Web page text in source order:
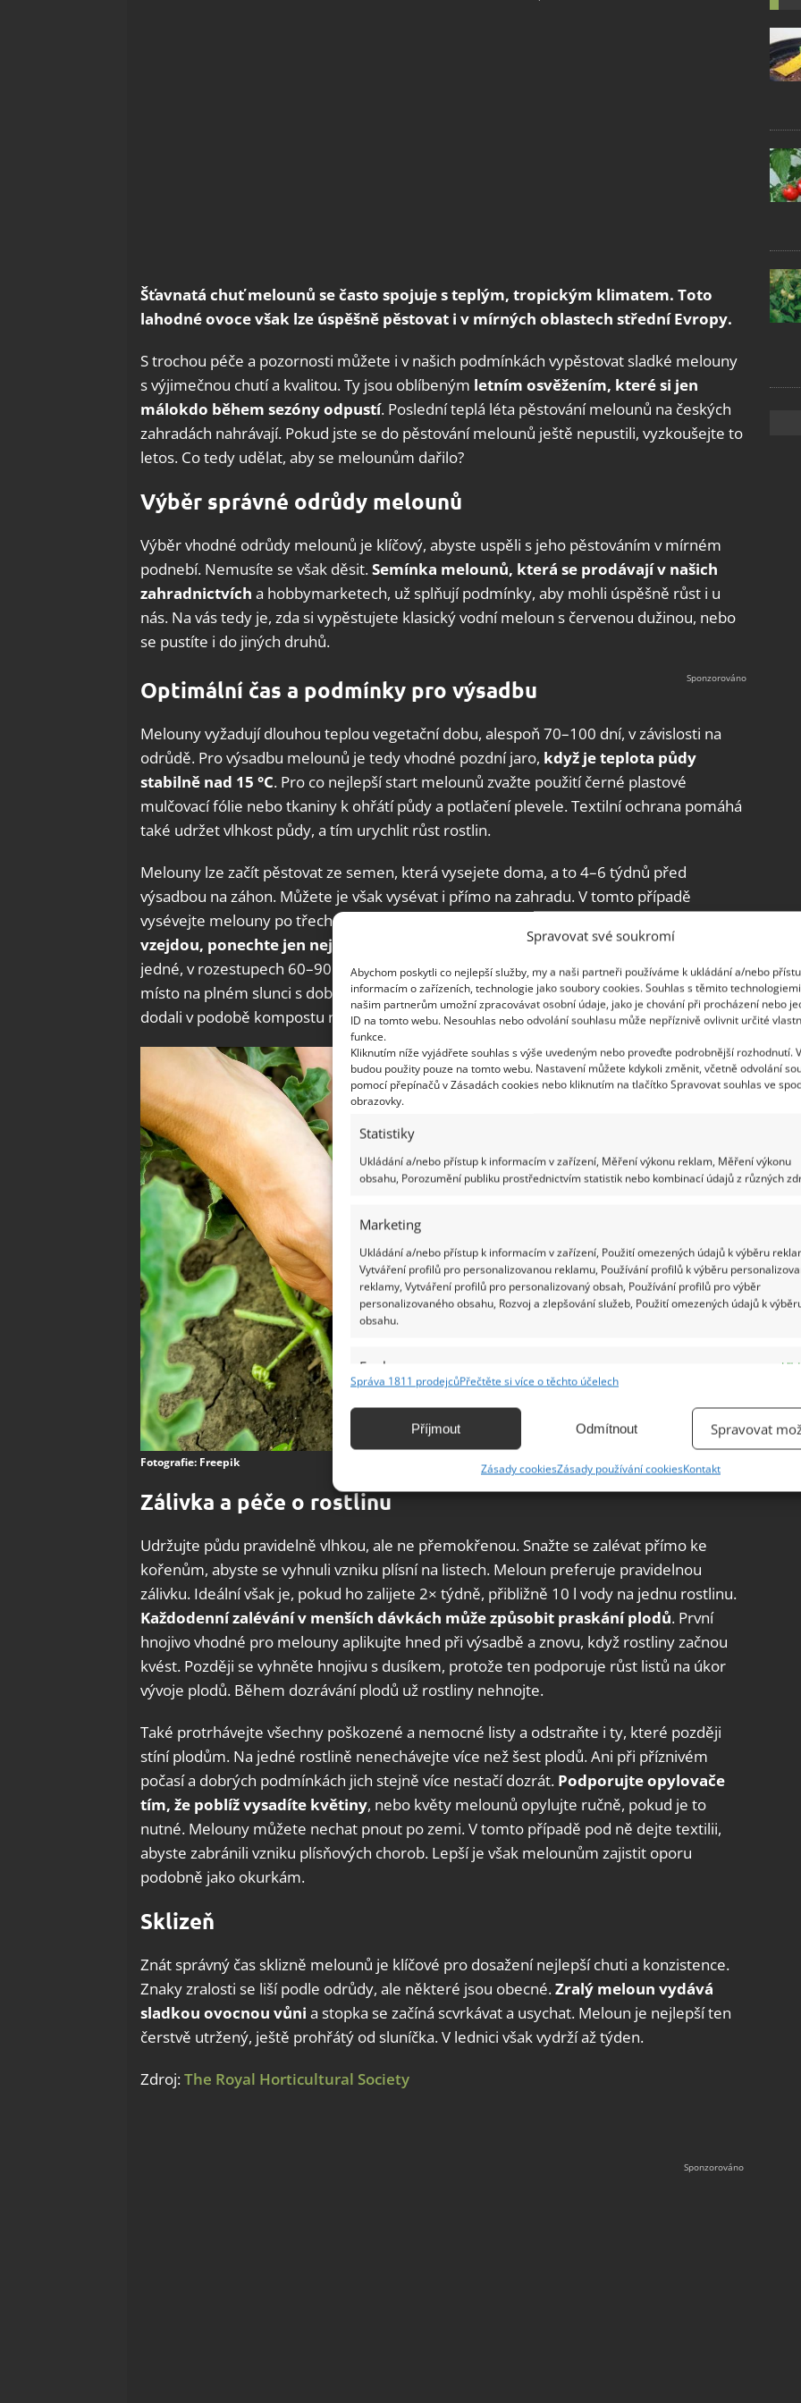
Spravovat své soukromí
Abychom poskytli co nejlepší služby, my a naši partneři používáme k ukládání a/nebo
informacím o zařízeních, technologie jako soubory cookies. Souhlas s těmito
našim partnerům umožní zpracovávat osobní údaje, jako je chování při procházení nebo
ID na tomto webu. Nesouhlas nebo odvolání souhlasu může nepříznivě ovlivnit určité
funkce.
Kliknutím níže vyjádřete souhlas s výše uvedeným nebo proveďte podrobnější rozhodnutí.
budou použity pouze na tomto webu. Nastavení můžete kdykoli změnit, včetně odvolání
pomocí přepínačů v Zásadách cookies nebo kliknutím na tlačítko Spravovat souhlas ve
obrazovky.
Statistiky
Ukládání a/nebo přístup k informacím v zařízení, Měření výkonu reklam, Měření výkonu
obsahu, Porozumění publiku prostřednictvím statistik nebo kombinací údajů z různých
Marketing
Ukládání a/nebo přístup k informacím v zařízení, Použití omezených údajů k výběru
Vytváření profilů pro personalizovanou reklamu, Používání profilů k výběru
reklamy, Vytváření profilů pro personalizovaný obsah, Používání profilů pro výběr
personalizovaného obsahu, Rozvoj a zlepšování služeb, Použití omezených údajů k
obsahu.
Funkce
Identifikace zařízení na základě automaticky přenášených informací.
základě aktivně vyžádaných informací.
odstraňování chyb, Poskytování a zobrazování reklamy a obsahu,
Ukládání a sdělování voleb ochrany osobních údajů.
Správa 1811 prodejcůPřečtěte si více o těchto účelech
Příjmout Odmítnout Spravovat
Zásady cookiesZásady používání cookiesKontakt
Šťavnatá chuť melounů se často spojuje s teplým, tropickým klimatem. Toto
lahodné ovoce však lze úspěšně pěstovat i v mírných oblastech střední Evropy.
S trochou péče a pozornosti můžete i v našich podmínkách vypěstovat sladké melouny
s výjimečnou chutí a kvalitou. Ty jsou oblíbeným letním osvěžením, které si jen
málokdo během sezóny odpustí. Poslední teplá léta pěstování melounů na českých
zahradách nahrávají. Pokud jste se do pěstování melounů ještě nepustili, vyzkoušejte to
letos. Co tedy udělat, aby se melounům dařilo?
Výběr správné odrůdy melounů
Výběr vhodné odrůdy melounů je klíčový, abyste uspěli s jeho pěstováním v mírném
podnebí. Nemusíte se však děsit.Semínka melounů, která se prodávají v našich
zahradnictvích a hobbymarketech, už splňují podmínky, aby mohli úspěšně růst i u
nás. Na vás tedy je, zda si vypěstujete klasický vodní meloun s červenou dužinou, nebo
se pustíte i do jiných druhů.
Optimální čas a podmínky pro výsadbu
Melouny vyžadují dlouhou teplou vegetační dobu, alespoň 70–100 dní, v závislosti na
odrůdě. Pro výsadbu melounů je tedy vhodné pozdní jaro, když je teplota půdy
stabilně nad 15 °C. Pro co nejlepší start melounů zvažte použití černé plastové
mulčovací fólie nebo tkaniny k ohřátí půdy a potlačení plevele. Textilní ochrana pomáhá
také udržet vlhkost půdy, a tím urychlit růst rostlin.
Melouny lze začít pěstovat ze semen, která vysejete doma, a to 4–6 týdnů před
výsadbou na záhon. Můžete je však vysévat i přímo na zahradu. V tomto případě
vysévejte melouny po třech, abyste měli jistotu, že alespoň nějaký vyklíčí.
vzejdou, ponechte jen nejsilnější rostlinu
. Předpěstované sazenice vysaďte po
jedné, v rozestupech 60–90 cm, v závislosti na velikosti odrůdy. Melounům vyberte
místo na plném slunci s dobře propustnou půdou bohatou na organické látky, které jste
dodali v podobě kompostu nebo vyzrálého hnoje.
Fotografie: Freepik
Zálivka a péče o rostlinu
Udržujte půdu pravidelně vlhkou, ale ne přemokřenou. Snažte se zalévat přímo ke
kořenům, abyste se vyhnuli vzniku plísní na listech. Meloun preferuje pravidelnou
zálivku. Ideální však je, pokud ho zalijete 2× týdně, přibližně 10 l vody na jednu rostlinu.
Každodenní zalévání v menších dávkách může způsobit praskání plodů. První
hnojivo vhodné pro melouny aplikujte hned při výsadbě a znovu, když rostliny začnou
kvést. Později se vyhněte hnojivu s dusíkem, protože ten podporuje růst listů na úkor
vývoje plodů. Během dozrávání plodů už rostliny nehnojte.
Také protrhávejte všechny poškozené a nemocné listy a odstraňte i ty, které později
stíní plodům. Na jedné rostlině nenechávejte více než šest plodů. Ani při příznivém
počasí a dobrých podmínkách jich stejně více nestačí dozrát. Podporujte opylovače
tím, že poblíž vysadíte květiny, nebo květy melounů opylujte ručně, pokud je to
nutné. Melouny můžete nechat pnout po zemi. V tomto případě pod ně dejte textilii,
abyste zabránili vzniku plísňových chorob. Lepší je však melounům zajistit oporu
podobně jako okurkám.
Sklizeň
Znát správný čas sklizně melounů je klíčové pro dosažení nejlepší chuti a konzistence.
Znaky zralosti se liší podle odrůdy, ale některé jsou obecné.Zralý meloun vydává
sladkou ovocnou vůni a stopka se začíná scvrkávat a usychat. Meloun je nejlepší ten
čerstvě utržený, ještě prohřátý od sluníčka. V lednici však vydrží až týden.
Zdroj:The Royal Horticultural Society